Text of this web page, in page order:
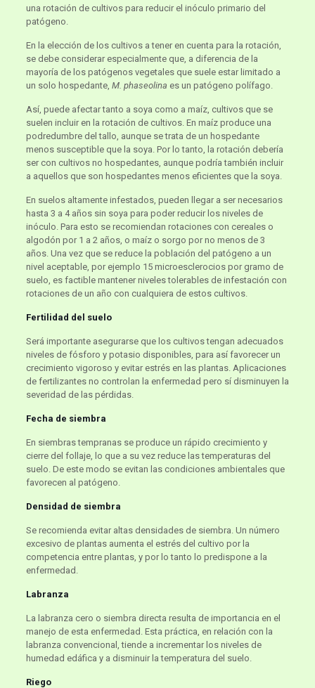
una rotación de cultivos para reducir el inóculo primario del
patógeno.
En la elección de los cultivos a tener en cuenta para la rotación,
se debe considerar especialmente que, a diferencia de la
mayoría de los patógenos vegetales que suele estar limitado a
un solo hospedante, M. phaseolina es un patógeno polífago.
Así, puede afectar tanto a soya como a maíz, cultivos que se
suelen incluir en la rotación de cultivos. En maíz produce una
podredumbre del tallo, aunque se trata de un hospedante
menos susceptible que la soya. Por lo tanto, la rotación debería
ser con cultivos no hospedantes, aunque podría también incluir
a aquellos que son hospedantes menos eficientes que la soya.
En suelos altamente infestados, pueden llegar a ser necesarios
hasta 3 a 4 años sin soya para poder reducir los niveles de
inóculo. Para esto se recomiendan rotaciones con cereales o
algodón por 1 a 2 años, o maíz o sorgo por no menos de 3
años. Una vez que se reduce la población del patógeno a un
nivel aceptable, por ejemplo 15 microesclerocios por gramo de
suelo, es factible mantener niveles tolerables de infestación con
rotaciones de un año con cualquiera de estos cultivos.
Fertilidad del suelo
Será importante asegurarse que los cultivos tengan adecuados
niveles de fósforo y potasio disponibles, para así favorecer un
crecimiento vigoroso y evitar estrés en las plantas. Aplicaciones
de fertilizantes no controlan la enfermedad pero sí disminuyen la
severidad de las pérdidas.
Fecha de siembra
En siembras tempranas se produce un rápido crecimiento y
cierre del follaje, lo que a su vez reduce las temperaturas del
suelo. De este modo se evitan las condiciones ambientales que
favorecen al patógeno.
Densidad de siembra
Se recomienda evitar altas densidades de siembra. Un número
excesivo de plantas aumenta el estrés del cultivo por la
competencia entre plantas, y por lo tanto lo predispone a la
enfermedad.
Labranza
La labranza cero o siembra directa resulta de importancia en el
manejo de esta enfermedad. Esta práctica, en relación con la
labranza convencional, tiende a incrementar los niveles de
humedad edáfica y a disminuir la temperatura del suelo.
Riego